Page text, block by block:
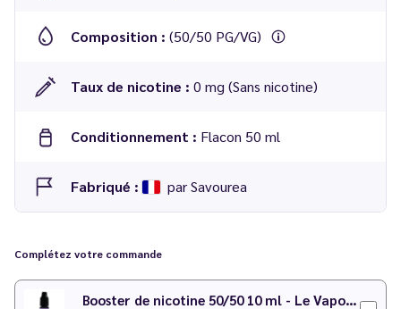
Composition : (50/50 PG/VG)
Taux de nicotine : 0 mg (Sans nicotine)
Conditionnement : Flacon 50 ml
Fabriqué : par Savourea
Complétez votre commande
Booster de nicotine 50/50 10 ml - Le Vapoteur Discount